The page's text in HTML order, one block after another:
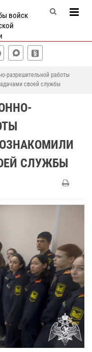
войск
разрешительной работы
своей службы
СЛУЖБЫ